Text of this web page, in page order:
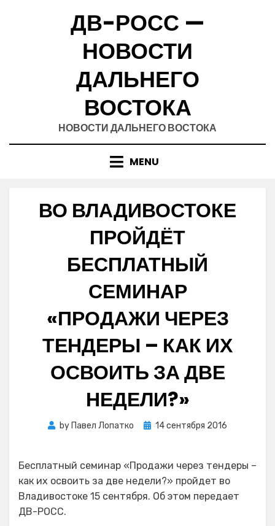
ДВ-РОСС —
НОВОСТИ
ДАЛЬНЕГО
ВОСТОКА
НОВОСТИ ДАЛЬНЕГО ВОСТОКА
MENU
ВО ВЛАДИВОСТОКЕ
ПРОЙДЁТ
БЕСПЛАТНЫЙ
СЕМИНАР
«ПРОДАЖИ ЧЕРЕЗ
ТЕНДЕРЫ – КАК ИХ
ОСВОИТЬ ЗА ДВЕ
НЕДЕЛИ?»
by Павел Лопатко
Posted
14 сентября 2016
Бесплатный семинар «Продажи через тендеры –
как их освоить за две недели?» пройдет во
Владивостоке 15 сентября. Об этом передает
ДВ-РОСС.